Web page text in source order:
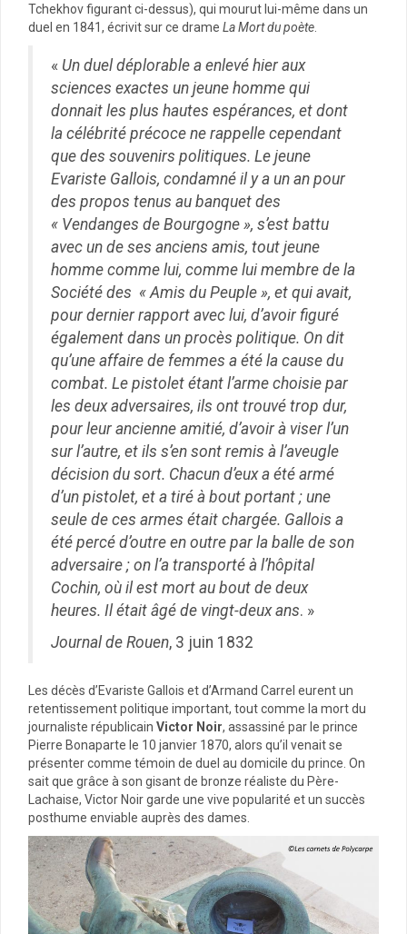
Tchekhov figurant ci-dessus), qui mourut lui-même dans un
duel en 1841, écrivit sur ce drame La Mort du poète
« Un duel déplorable a enlevé hier aux
sciences exactes un jeune homme qui
donnait les plus hautes espérances, et dont
la célébrité précoce ne rappelle cependant
que des souvenirs politiques. Le jeune
Evariste Gallois, condamné il y a un an pour
des propos tenus au banquet des
« Vendanges de Bourgogne », s’est battu
avec un de ses anciens amis, tout jeune
homme comme lui, comme lui membre de la
Société des « Amis du Peuple », et qui avait,
pour dernier rapport avec lui, d’avoir figuré
également dans un procès politique. On dit
qu’une affaire de femmes a été la cause du
combat. Le pistolet étant l’arme choisie par
les deux adversaires, ils ont trouvé trop dur,
pour leur ancienne amitié, d’avoir à viser l’un
sur l’autre, et ils s’en sont remis à l’aveugle
décision du sort. Chacun d’eux a été armé
d’un pistolet, et a tiré à bout portant ; une
seule de ces armes était chargée. Gallois a
été percé d’outre en outre par la balle de son
adversaire ; on l’a transporté à l’hôpital
Cochin, où il est mort au bout de deux
heures. Il était âgé de vingt-deux ans. »
Journal de Rouen, 3 juin 1832
Les décès d’Evariste Gallois et d’Armand Carrel eurent un
retentissement politique important, tout comme la mort du
journaliste républicain Victor Noir, assassiné par le prince
Pierre Bonaparte le 10 janvier 1870, alors qu’il venait se
présenter comme témoin de duel au domicile du prince. On
sait que grâce à son gisant de bronze réaliste du Père-
Lachaise, Victor Noir garde une vive popularité et un succès
posthume enviable auprès des dames.